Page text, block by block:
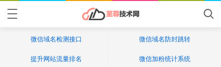
微信域名检测接口 微信域名防封跳转
提升网站流量排名 微信加粉统计系统